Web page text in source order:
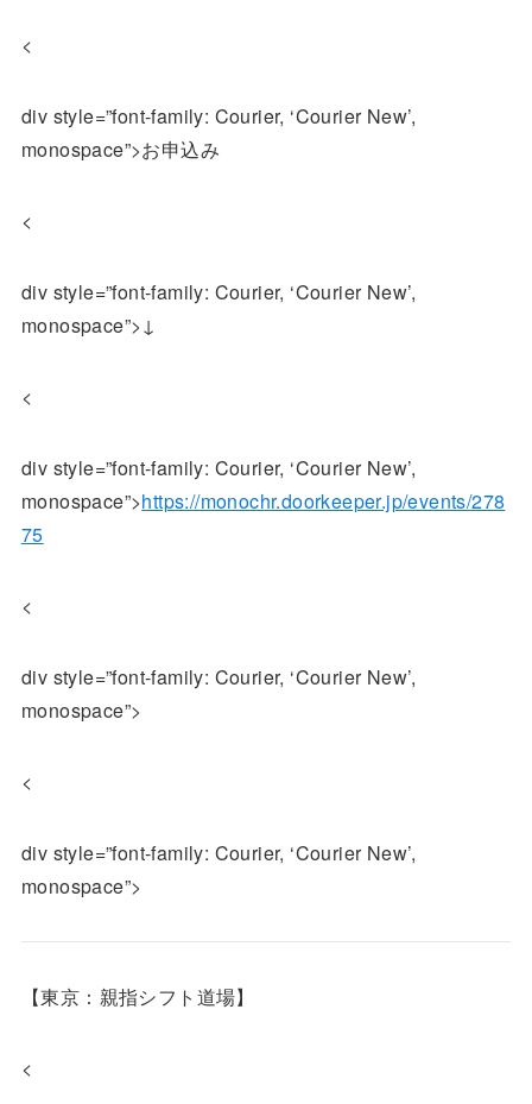
<
div style=”font-family: Courier, ‘Courier New’,
monospace”>お申込み
<
div style=”font-family: Courier, ‘Courier New’,
monospace”>↓
<
div style=”font-family: Courier, ‘Courier New’,
monospace”>https://monochr.doorkeeper.jp/events/278
75
<
div style=”font-family: Courier, ‘Courier New’,
monospace”>
<
div style=”font-family: Courier, ‘Courier New’,
monospace”>
【東京：親指シフト道場】
<